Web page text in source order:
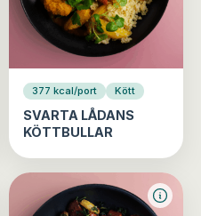
377 kcal/port Kött
SVARTA LÅDANS
KÖTTBULLAR